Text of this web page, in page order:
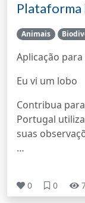
Animais
Aplicação
Eu vi um lobo
Contribua
Portugal
suas
…
0 0